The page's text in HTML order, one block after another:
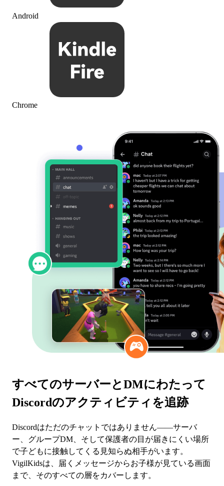
Android
Chrome
すべてのサーバーとDMにわたって
Discordのアクティビティを追跡
Discordはただのチャットではありません——サーバ
ー、グループDM、そして保護者の目が届きにくい場所
で子どもに接触してくる見知らぬ相手がいます。
VigilKidsは、届くメッセージからお子様が見ている画面
まで、そのすべての層をカバーします。